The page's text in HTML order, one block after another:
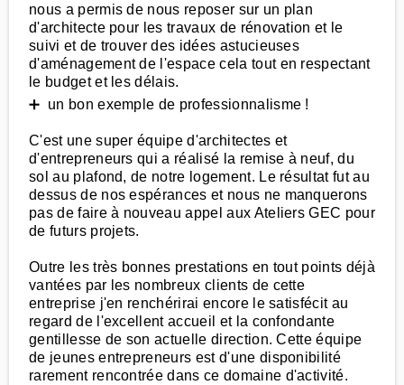
nous a permis de nous reposer sur un plan
d'architecte pour les travaux de rénovation et le
suivi et de trouver des idées astucieuses
d'aménagement de l'espace cela tout en respectant
le budget et les délais.
➕ un bon exemple de professionnalisme !
C'est une super équipe d'architectes et
d'entrepreneurs qui a réalisé la remise à neuf, du
sol au plafond, de notre logement. Le résultat fut au
dessus de nos espérances et nous ne manquerons
pas de faire à nouveau appel aux Ateliers GEC pour
de futurs projets.
Outre les très bonnes prestations en tout points déjà
vantées par les nombreux clients de cette
entreprise j'en renchérirai encore le satisfécit au
regard de l'excellent accueil et la confondante
gentillesse de son actuelle direction. Cette équipe
de jeunes entrepreneurs est d'une disponibilité
rarement rencontrée dans ce domaine d'activité.